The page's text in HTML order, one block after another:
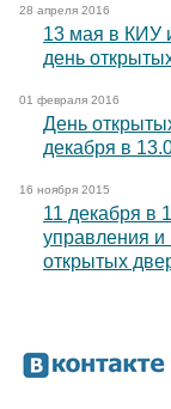
28 апреля 2016
13 мая в КИУ
день
01 февраля 2016
День
декабря в
16 ноября 2015
11 декабря в
управления и
открытых